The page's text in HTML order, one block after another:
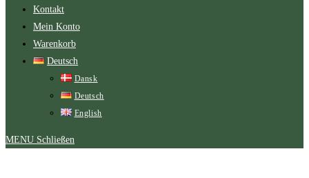
Kontakt
Mein Konto
Warenkorb
Deutsch
Dansk
Deutsch
English
MENU Schließen